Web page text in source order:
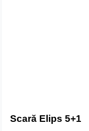
Scară Elips 5+1